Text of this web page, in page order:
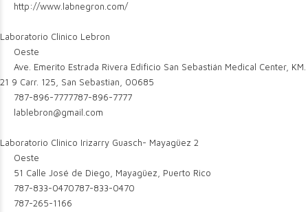
http://www.labnegron.com/
Laboratorio Clinico Lebron
Oeste
Ave. Emerito Estrada Rivera Edificio San Sebastián Medical Center, KM.
21 9 Carr. 125, San Sebastian, 00685
787-896-7777787-896-7777
lablebron@gmail.com
Laboratorio Clinico Irizarry Guasch- Mayagüez 2
Oeste
51 Calle José de Diego, Mayagüez, Puerto Rico
787-833-0470787-833-0470
787-265-1166